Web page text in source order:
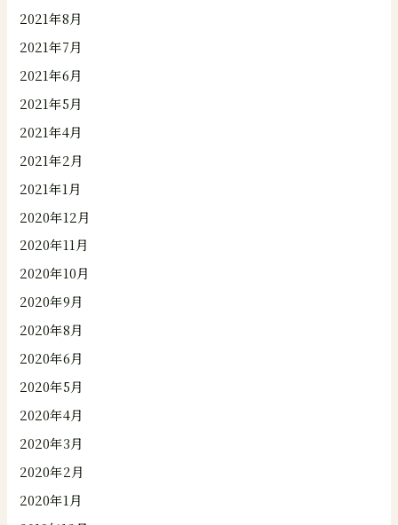
2021年8月
2021年7月
2021年6月
2021年5月
2021年4月
2021年2月
2021年1月
2020年12月
2020年11月
2020年10月
2020年9月
2020年8月
2020年6月
2020年5月
2020年4月
2020年3月
2020年2月
2020年1月